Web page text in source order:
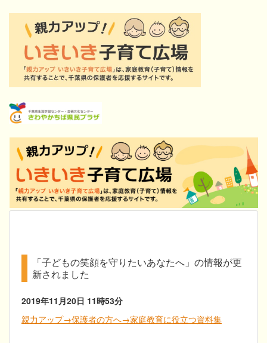
「子どもの笑顔を守りたいあなたへ」の情報が更
新されました
2019年11月20日 11時53分
親力アップ→保護者の方へ→家庭教育に役立つ資料集